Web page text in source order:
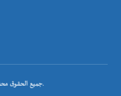
© جميع الحقوق محفوظة لجامعة خنشلة 2026.